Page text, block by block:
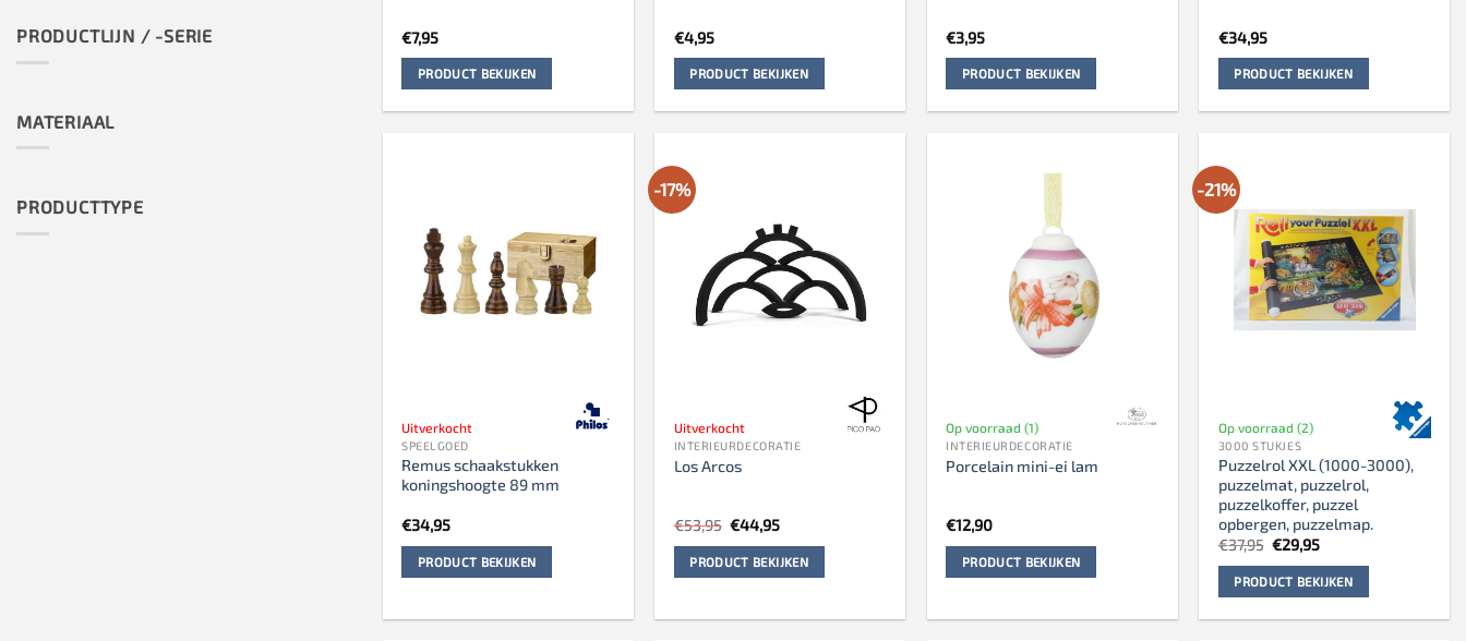
PRODUCTLIJN / -SERIE
MATERIAAL
PRODUCTTYPE
€7,95
PRODUCT BEKIJKEN
€4,95
PRODUCT BEKIJKEN
€3,95
PRODUCT BEKIJKEN
€34,95
PRODUCT BEKIJKEN
Uitverkocht
SPEELGOED
Remus schaakstukken
koningshoogte 89 mm
€34,95
PRODUCT BEKIJKEN
-17%
Uitverkocht
INTERIEURDECORATIE
Los Arcos
€53,95 Oorspronkelijke
was:
€53,95.
€44,95Huidige
is:
€44,95.
PRODUCT BEKIJKEN
Op voorraad (1)
INTERIEURDECORATIE
Porcelain mini-ei lam
€12,90
PRODUCT BEKIJKEN
-21%
Op voorraad (2)
3000 STUKJES
Puzzelrol XXL (1000-3000),
puzzelmat, puzzelrol,
puzzelkoffer, puzzel
opbergen, puzzelmap.
€37,95 Oorspronkelijke
prijs
was:
€37,95.
€29,95Huidige
is:
€29,95.
PRODUCT BEKIJKEN